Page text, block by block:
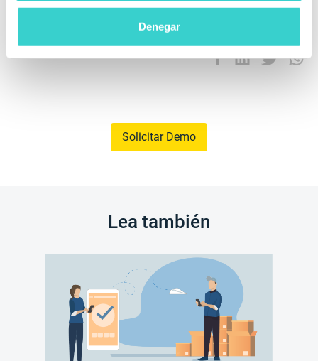
Denegar
Solicitar Demo
Lea también